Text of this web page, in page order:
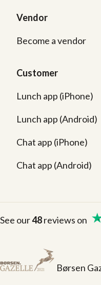
Vendor
Become a vendor
Customer
Lunch app (iPhone)
Lunch app (Android)
Chat app (iPhone)
Chat app (Android)
See our48reviews on
Børsen